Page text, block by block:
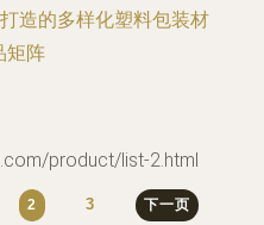
造的多样化塑料包装材
矩阵
product/list-2.html
2 3 下一页